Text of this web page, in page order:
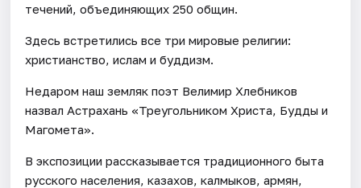
течений, объединяющих 250 общин.
Здесь встретились все три мировые религии:
христианство, ислам и буддизм.
Недаром наш земляк поэт Велимир Хлебников
назвал Астрахань «Треугольником Христа, Будды и
Магомета».
В экспозиции рассказывается традиционного быта
русского населения, казахов, калмыков, армян,